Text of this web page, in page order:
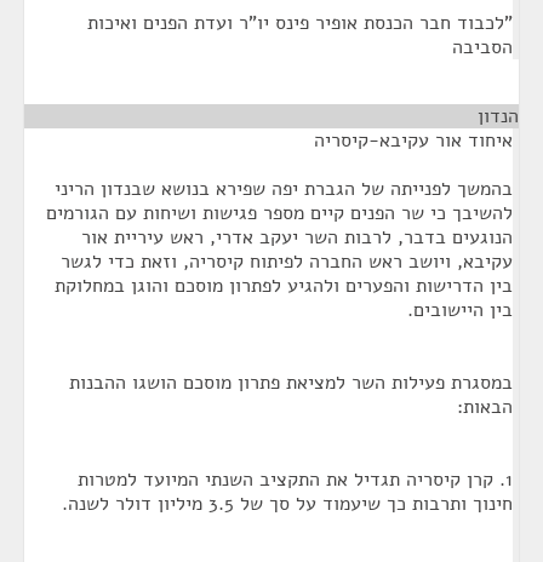
"לכבוד חבר הכנסת אופיר פינס יו"ר ועדת הפנים ואיכות
הסביבה
הנדון
איחוד אור עקיבא-קיסריה
בהמשך לפנייתה של הגברת יפה שפירא בנושא שבנדון הריני
להשיבך כי שר הפנים קיים מספר פגישות ושיחות עם הגורמים
הנוגעים בדבר, לרבות השר יעקב אדרי, ראש עיריית אור
עקיבא, ויושב ראש החברה לפיתוח קיסריה, וזאת כדי לגשר
בין הדרישות והפערים ולהגיע לפתרון מוסכם והוגן במחלוקת
בין היישובים.
במסגרת פעילות השר למציאת פתרון מוסכם הושגו ההבנות
הבאות:
1. קרן קיסריה תגדיל את התקציב השנתי המיועד למטרות
חינוך ותרבות כך שיעמוד על סך של 3.5 מיליון דולר לשנה.